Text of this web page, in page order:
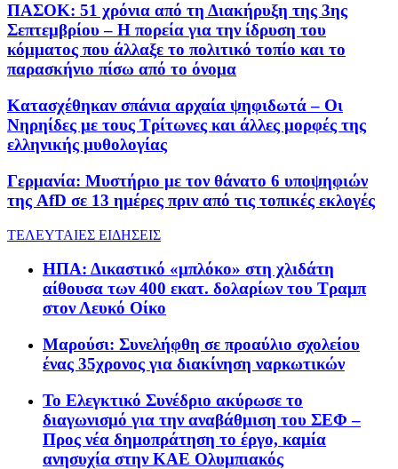
ΠΑΣΟΚ: 51 χρόνια από τη Διακήρυξη της 3ης
Σεπτεμβρίου – Η πορεία για την ίδρυση του
κόμματος που άλλαξε το πολιτικό τοπίο και το
παρασκήνιο πίσω από το όνομα
Κατασχέθηκαν σπάνια αρχαία ψηφιδωτά – Οι
Νηρηίδες με τους Τρίτωνες και άλλες μορφές της
ελληνικής μυθολογίας
Γερμανία: Μυστήριο με τον θάνατο 6 υποψηφιών
της AfD σε 13 ημέρες πριν από τις τοπικές εκλογές
ΤΕΛΕΥΤΑΙΕΣ ΕΙΔΗΣΕΙΣ
ΗΠΑ: Δικαστικό «μπλόκο» στη χλιδάτη
αίθουσα των 400 εκατ. δολαρίων του Τραμπ
στον Λευκό Οίκο
Μαρούσι: Συνελήφθη σε προαύλιο σχολείου
ένας 35χρονος για διακίνηση ναρκωτικών
Το Ελεγκτικό Συνέδριο ακύρωσε το
διαγωνισμό για την αναβάθμιση του ΣΕΦ –
Προς νέα δημοπράτηση το έργο, καμία
ανησυχία στην ΚΑΕ Ολυμπιακός